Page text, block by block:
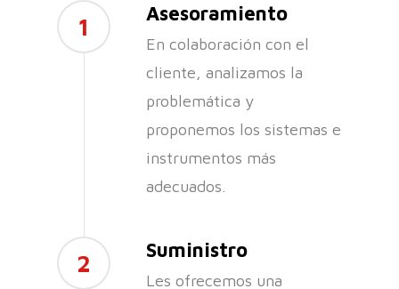
1 Asesoramiento
En colaboración con el
cliente, analizamos la
problemática y
proponemos los sistemas e
instrumentos más
adecuados.
2 Suministro
Les ofrecemos una